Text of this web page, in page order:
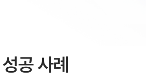
공 사례